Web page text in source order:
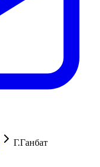
Г.Ганбат